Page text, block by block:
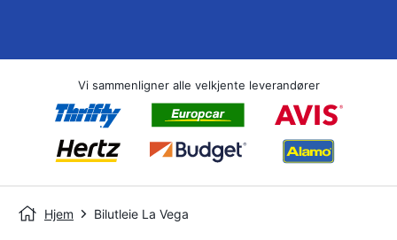
Vi sammenligner alle velkjente leverandører
Hjem Bilutleie La Vega